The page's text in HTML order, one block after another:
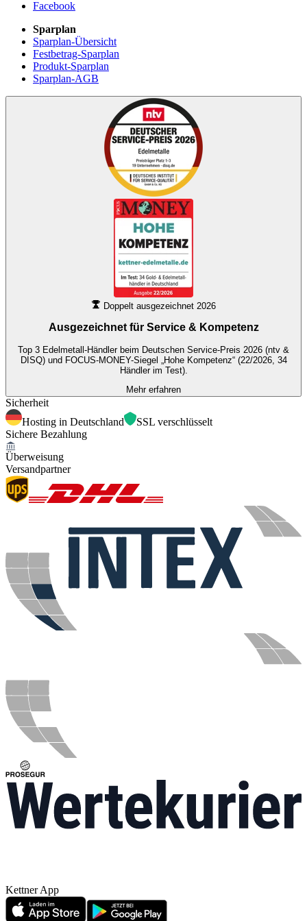
Facebook
Sparplan
Sparplan-Übersicht
Festbetrag-Sparplan
Produkt-Sparplan
Sparplan-AGB
Doppelt ausgezeichnet 2026
Ausgezeichnet für Service & Kompetenz
Top 3 Edelmetall-Händler beim Deutschen Service-Preis 2026 (ntv &
DISQ) und FOCUS-MONEY-Siegel „Hohe Kompetenz“ (22/2026, 34
Händler im Test).
Mehr erfahren
Sicherheit
Hosting in Deutschland
SSL verschlüsselt
Sichere Bezahlung
Überweisung
Versandpartner
Kettner App